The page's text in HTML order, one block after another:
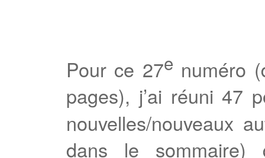
Pour ce 27e numéro
pages), j’ai réuni 47
nouvelles/nouveaux
dans le sommaire)